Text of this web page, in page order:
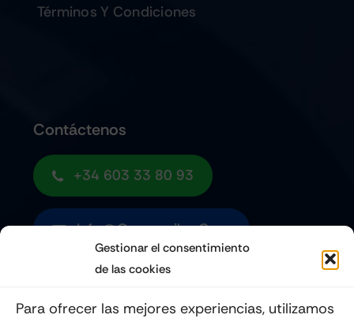
Gestionar el consentimiento
de las cookies
Para ofrecer las mejores experiencias, utilizamos
Términos Y Condiciones
Contáctenos
+34 603 33 80 93
Info@quemoviles.com